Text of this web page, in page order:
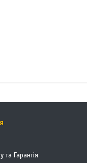
та Гарантія